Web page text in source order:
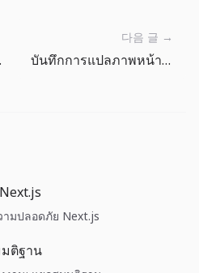
One
다음 글 →
บันทึกการแปลภาพหน้าร้านของตัวใหญ่
มปลอดภัย Next.js
มติฐาน